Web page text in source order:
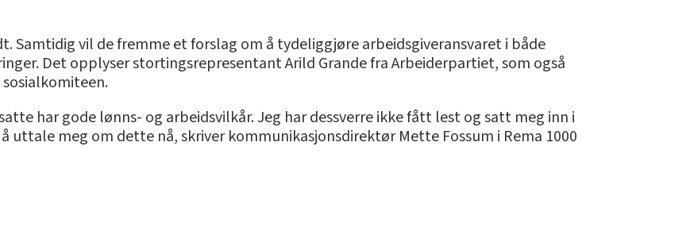
vil de fremme et forslag om å tydeliggjøre arbeidsgiveransvaret i både
Det opplyser stortingsrepresentant Arild Grande fra Arbeiderpartiet, som også
har gode lønns- og arbeidsvilkår. Jeg har dessverre ikke fått lest og satt meg inn i
uttale meg om dette nå, skriver kommunikasjonsdirektør Mette Fossum i Rema 1000